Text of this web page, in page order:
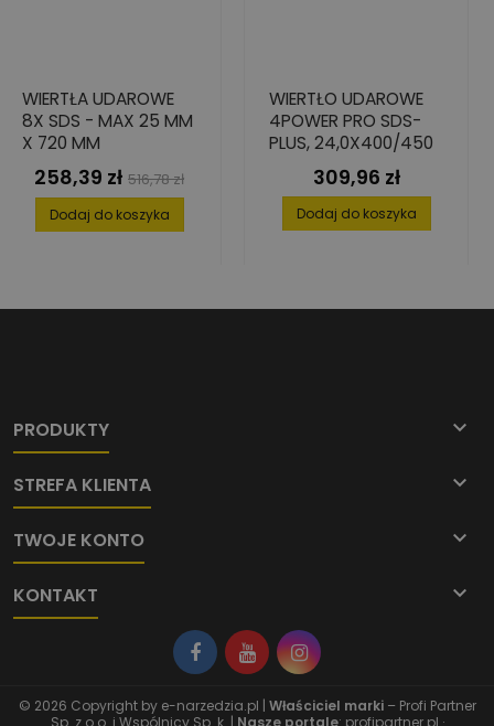
WIERTŁA UDAROWE
8X SDS - MAX 25 MM
X 720 MM
Cena
258,39 zł Cena
podstawowa
516,78 zł
Dodaj do koszyka
WIERTŁO UDAROWE
4POWER PRO SDS-
PLUS, 24,0X400/450
Cena
309,96 zł
Dodaj do koszyka
PRODUKTY 
STREFA KLIENTA 
TWOJE KONTO 
KONTAKT 
© 2026 Copyright by e-narzedzia.pl | Właściciel marki– Profi Partner
Sp. z o.o. i Wspólnicy Sp. k. | Nasze portale: profipartner.pl ·